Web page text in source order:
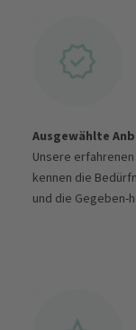
Ausgewählte
Unsere
kennen die
und die Gegeben-